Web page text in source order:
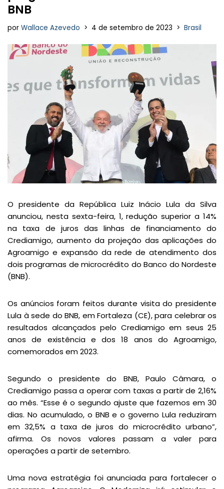
BNB
por Wallace Azevedo 4 de setembro de 2023 Brasil
O presidente da República Luiz Inácio Lula da Silva
anunciou, nesta sexta-feira, 1, redução superior a 14%
na taxa de juros das linhas de financiamento do
Crediamigo, aumento da projeção das aplicações do
Agroamigo e expansão da rede de atendimento dos
dois programas de microcrédito do Banco do Nordeste
(BNB).
Os anúncios foram feitos durante visita do presidente
Lula à sede do BNB, em Fortaleza (CE), para celebrar os
resultados alcançados pelo Crediamigo em seus 25
anos de existência e dos 18 anos do Agroamigo,
comemorados em 2023.
Segundo o presidente do BNB, Paulo Câmara, o
Crediamigo passa a operar com taxas a partir de 2,16%
ao mês. “Esse é o segundo ajuste que fazemos em 30
dias. No acumulado, o BNB e o governo Lula reduziram
em 32,5% a taxa de juros do microcrédito urbano”,
afirma. Os novos valores passam a valer para
operações a partir de setembro.
Uma nova estratégia foi anunciada para fortalecer o